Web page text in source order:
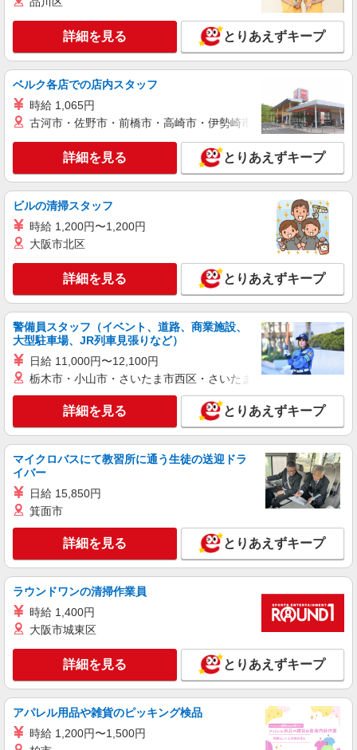
頂くと, インセンティブ支給(規定有) ★月2回払
い・週払い可能（規程有）★ ゜・。○。・゜
+゜・。○。・゜+゜
詳細を見る
派遣社員 紹介予定派遣
株式会社シエロ
【docomo】人気機種に詳しくなれる携帯販売
（規定あり） ゜+゜・。○。・゜+゜・。○。・゜
+゜ 入社祝い金10万円支給(規定有) お友達を紹介
頂くと, インセンティブ支給(規定有) ★月2回払
+゜・。○。・゜+゜
東京都足立区のdocomoショップ
キープ 詳細を見る
派遣社員 紹介予定派遣
株式会社シエロ
【au】人気機種に詳しくなれる携帯販売
時給1600円〜 ※残業代支給 ★交通費別途支給
（規定あり） ゜+゜・。○。・゜+゜・。○。・゜
+゜ 入社祝い金10万円支給(規定有) お友達を紹介
頂くと, インセンティブ支給(規定有) ★月2回払
い・週払い可能（規程有）★ ゜・。○。・゜
+゜・。○。・゜+゜
東京都足立区のauショップ
キープ 詳細を見る
紹介予定派遣
株式会社シエロ
【ドコモ】の店舗スタッフ
時給1650円〜 ※残業代支給 ★交通費別途支給
+゜ 入社祝い金10万円支給(規定有) お友達を紹介
頂くと, インセンティブ支給(規定有) ★月2回払
+゜・。○。・゜+゜
東京都足立区のdocomoショップ
キープ 詳細を見る
株式会社シエロ
【softbank】の携帯販売スタッフ
時給1600円〜 ※残業代支給 ★交通費別途支給
+゜ 入社祝い金10万円支給(規定有) お友達を紹介
頂くと, インセンティブ支給(規定有) ★月2回払
い・週払い可能（規程有）★ ゜・。○。・゜
+゜・。○。・゜+゜
東京都足立区のsoftbankショップ
キープ 詳細を見る
派遣社員
株式会社シエロ
詳細を見る とりあえずキープ
ベルク各店での店内スタッフ
時給 1,065円
古河市・佐野市・前橋市・高崎市・伊勢崎市・太田市・館林市
詳細を見る とりあえずキープ
ビルの清掃スタッフ
時給 1,200円〜1,200円
大阪市北区
詳細を見る とりあえずキープ
警備員スタッフ（イベント、道路、商業施設、
大型駐車場、JR列車見張りなど）
日給 11,000円〜12,100円
栃木市・小山市・さいたま市西区・さいたま市岩槻区・久喜市・
詳細を見る とりあえずキープ
マイクロバスにて教習所に通う生徒の送迎ドラ
イバー
日給 15,850円
箕面市
詳細を見る とりあえずキープ
ラウンドワンの清掃作業員
時給 1,400円
大阪市城東区
詳細を見る とりあえずキープ
アパレル用品や雑貨のピッキング検品
時給 1,200円〜1,500円